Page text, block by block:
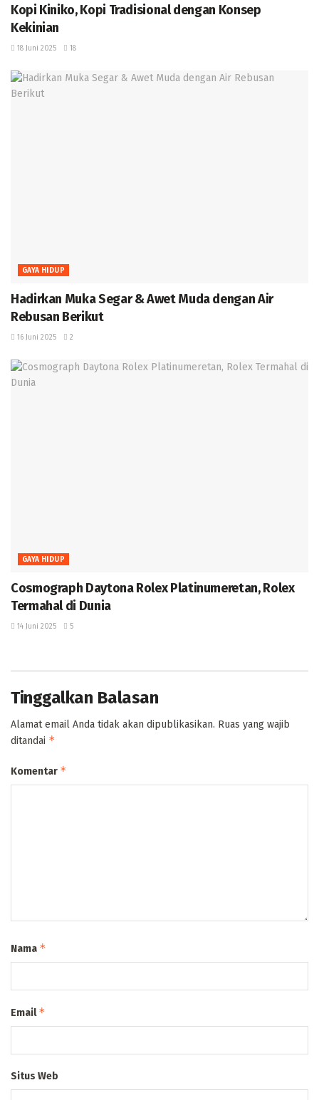
Kopi Kiniko, Kopi Tradisional dengan Konsep
Kekinian
18 Juni 2025 18
GAYA HIDUP
Hadirkan Muka Segar & Awet Muda dengan Air
Rebusan Berikut
16 Juni 2025 2
GAYA HIDUP
Cosmograph Daytona Rolex Platinumeretan, Rolex
Termahal di Dunia ‎
14 Juni 2025 5
Tinggalkan Balasan
Alamat email Anda tidak akan dipublikasikan. Ruas yang wajib
ditandai *
Komentar *
Nama *
Email*
Situs Web